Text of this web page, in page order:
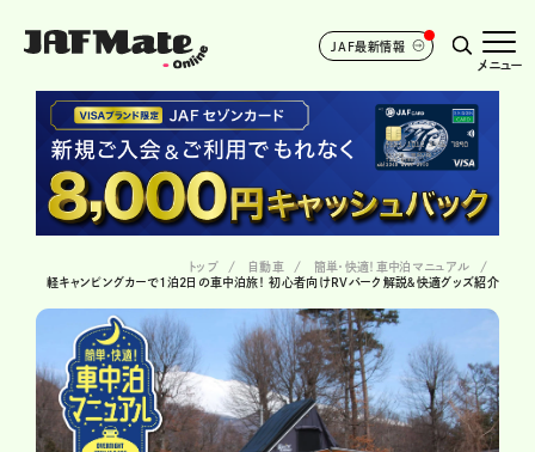
JAF最新情報
メニュー
トップ 自動車
簡単・快適！車中泊マニュアル
軽キャンピングカーで1泊2日の車中泊旅！ 初心者向けRVパーク解説＆快適グッズ紹介